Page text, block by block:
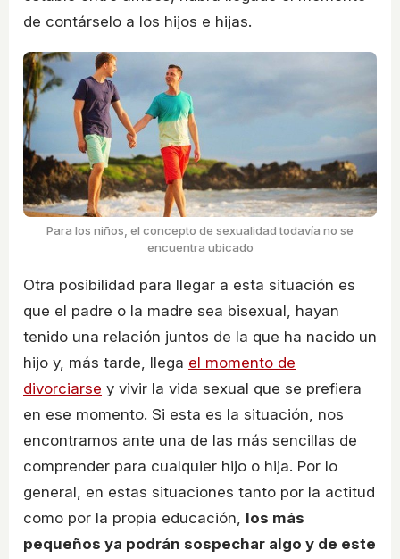
de contárselo a los hijos e hijas.
Para los niños, el concepto de sexualidad todavía no se
encuentra ubicado
Otra posibilidad para llegar a esta situación es
que el padre o la madre sea bisexual, hayan
tenido una relación juntos de la que ha nacido un
hijo y, más tarde, llega el momento de
divorciarse y vivir la vida sexual que se prefiera
en ese momento. Si esta es la situación, nos
encontramos ante una de las más sencillas de
comprender para cualquier hijo o hija. Por lo
general, en estas situaciones tanto por la actitud
como por la propia educación, los más
pequeños ya podrán sospechar algo y de este